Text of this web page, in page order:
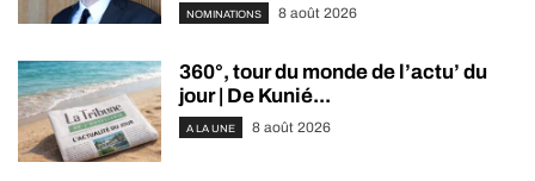
NOMINATIONS 8 août 2026
360°, tour du monde de l’actu’ du
jour | De Kunié...
A LA UNE 8 août 2026